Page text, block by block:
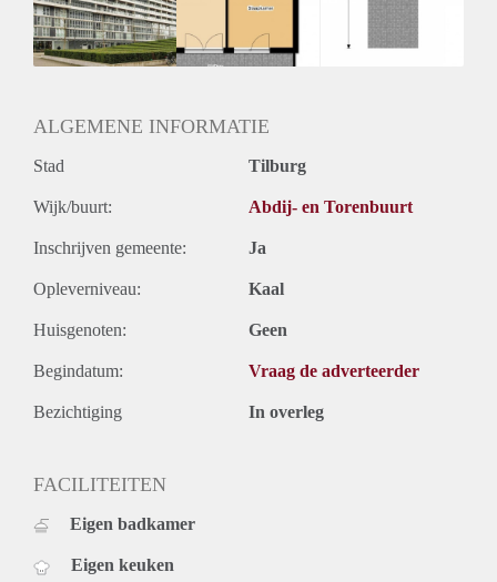
ALGEMENE INFORMATIE
Stad Tilburg
Wijk/buurt: Abdij- en Torenbuurt
Inschrijven gemeente: Ja
Opleverniveau: Kaal
Huisgenoten: Geen
Begindatum: Vraag de adverteerder
Bezichtiging In overleg
FACILITEITEN
Eigen badkamer
Eigen keuken